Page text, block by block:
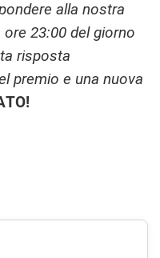
alla nostra
23:00 del giorno
risposta
premio e una nuova